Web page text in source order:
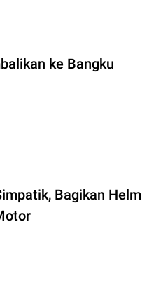
ke Bangku
Bagikan Helm